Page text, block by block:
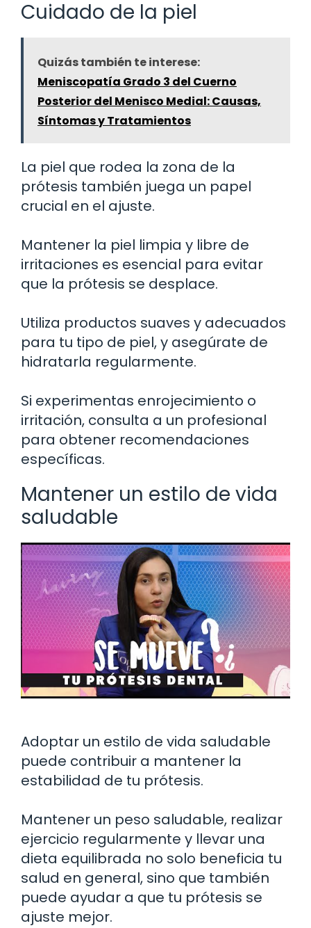
Cuidado de la piel
Quizás también te interese:
Meniscopatía Grado 3 del Cuerno
Posterior del Menisco Medial: Causas,
Síntomas y Tratamientos
La piel que rodea la zona de la
prótesis también juega un papel
crucial en el ajuste.
Mantener la piel limpia y libre de
irritaciones es esencial para evitar
que la prótesis se desplace.
Utiliza productos suaves y adecuados
para tu tipo de piel, y asegúrate de
hidratarla regularmente.
Si experimentas enrojecimiento o
irritación, consulta a un profesional
para obtener recomendaciones
específicas.
Mantener un estilo de vida
saludable
Adoptar un estilo de vida saludable
puede contribuir a mantener la
estabilidad de tu prótesis.
Mantener un peso saludable, realizar
ejercicio regularmente y llevar una
dieta equilibrada no solo beneficia tu
salud en general, sino que también
puede ayudar a que tu prótesis se
ajuste mejor.